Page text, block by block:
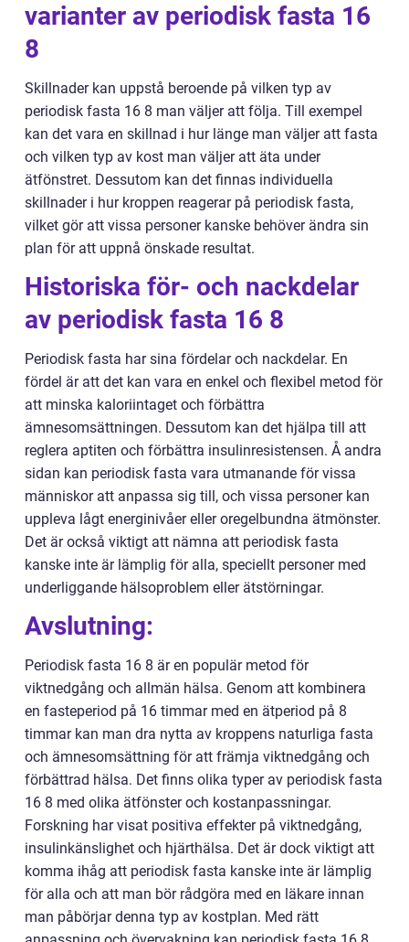
varianter av periodisk fasta 16
8
Skillnader kan uppstå beroende på vilken typ av
periodisk fasta 16 8 man väljer att följa. Till exempel
kan det vara en skillnad i hur länge man väljer att fasta
och vilken typ av kost man väljer att äta under
ätfönstret. Dessutom kan det finnas individuella
skillnader i hur kroppen reagerar på periodisk fasta,
vilket gör att vissa personer kanske behöver ändra sin
plan för att uppnå önskade resultat.
Historiska för- och nackdelar
av periodisk fasta 16 8
Periodisk fasta har sina fördelar och nackdelar. En
fördel är att det kan vara en enkel och flexibel metod för
att minska kaloriintaget och förbättra
ämnesomsättningen. Dessutom kan det hjälpa till att
reglera aptiten och förbättra insulinresistensen. Å andra
sidan kan periodisk fasta vara utmanande för vissa
människor att anpassa sig till, och vissa personer kan
uppleva lågt energinivåer eller oregelbundna ätmönster.
Det är också viktigt att nämna att periodisk fasta
kanske inte är lämplig för alla, speciellt personer med
underliggande hälsoproblem eller ätstörningar.
Avslutning:
Periodisk fasta 16 8 är en populär metod för
viktnedgång och allmän hälsa. Genom att kombinera
en fasteperiod på 16 timmar med en ätperiod på 8
timmar kan man dra nytta av kroppens naturliga fasta
och ämnesomsättning för att främja viktnedgång och
förbättrad hälsa. Det finns olika typer av periodisk fasta
16 8 med olika ätfönster och kostanpassningar.
Forskning har visat positiva effekter på viktnedgång,
insulinkänslighet och hjärthälsa. Det är dock viktigt att
komma ihåg att periodisk fasta kanske inte är lämplig
för alla och att man bör rådgöra med en läkare innan
man påbörjar denna typ av kostplan. Med rätt